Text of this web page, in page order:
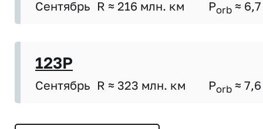
Сентябрь R ≈ 216 млн. км Porb ≈ 6,7
123P
Сентябрь R ≈ 323 млн. км Porb ≈ 7,6